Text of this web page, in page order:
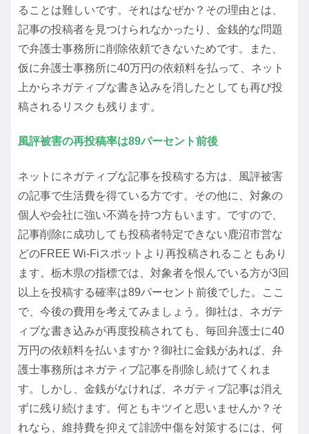
ることは難しいです。それはなぜか？その理由とは、
記事の投稿者を見つけられなかったり、金銭的な問題
で弁護士事務所に削除依頼できないためです。また、
仮に弁護士事務所に40万円の依頼料を払って、ネット
上からネガティブな書き込みを消したとしても再び投
稿されるリスクも残ります。
風評被害の再投稿率は89パーセント前後
ネットにネガティブな記事を投稿する方は、風評被害
の記事で生活費を得ている方です。その他に、対象の
個人や会社に強い不満を持つ方もいます。ですので、
記事削除に成功しても投稿者特定できない鹿沼市営な
どのFREE Wi-Fiスポットより再投稿されることもあり
ます。栃木県の指標では、対象者を恨んでいる方が3回
以上を投稿する確率は89パーセント前後でした。ここ
で、今後の費用を考えてみましょう。御社は、ネガテ
ィブな書き込みが再度投稿されても、毎回弁護士に40
万円の依頼料を払いますか？御社に金銭があれば、弁
護士事務所はネガティブ記事を削除し続けてくれま
す。しかし、金銭がなければ、ネガティブ記事は消え
ずに残り続けます。何ともキツイと思いませんか？そ
れなら、維持費を抑えて誹謗中傷を対策するには、何